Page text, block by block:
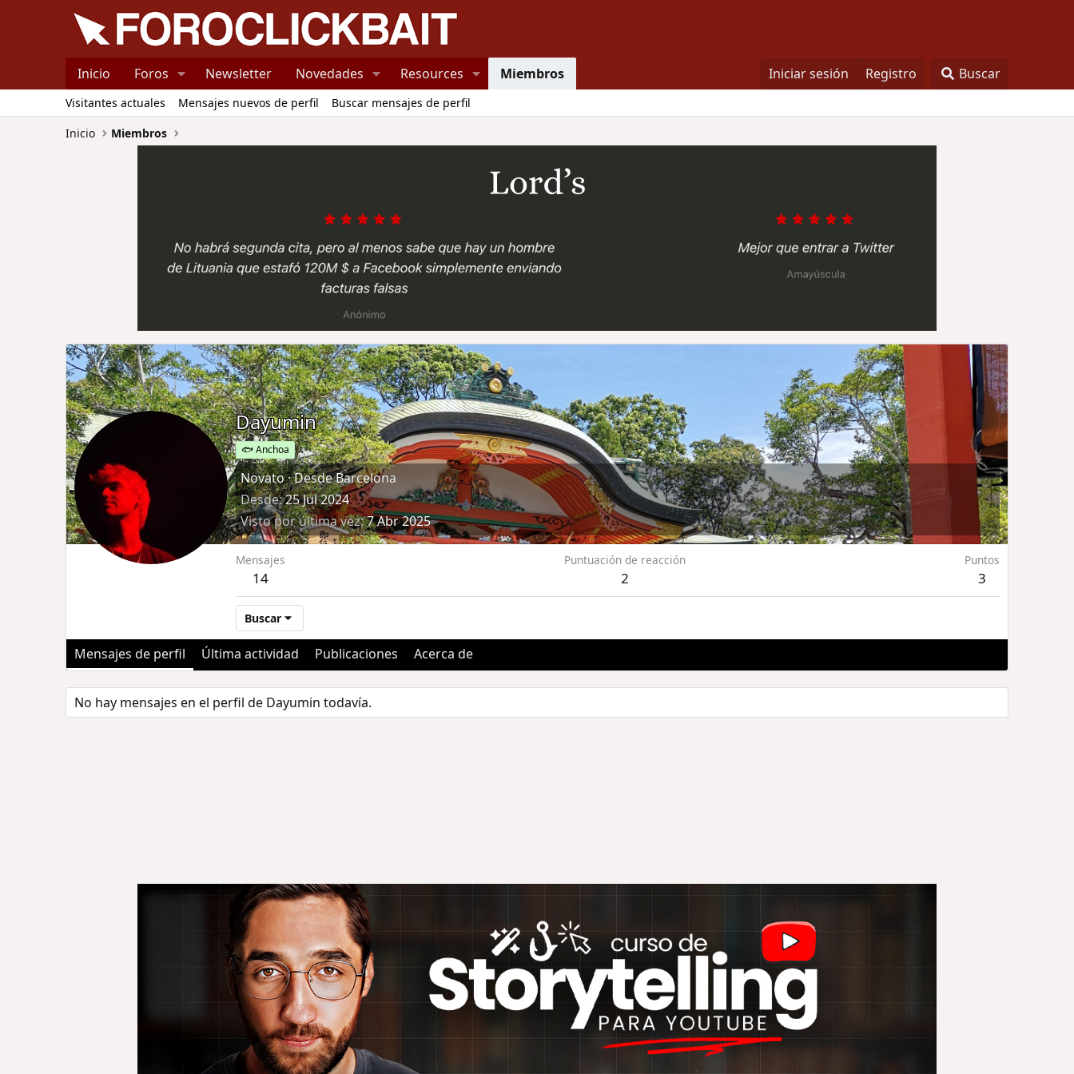
Inicio Foros Newsletter Novedades Resources Miembros Iniciar sesión Registro Buscar
Visitantes actuales Mensajes nuevos de perfil
Buscar mensajes de perfil
Inicio
Miembros
Dayumin
🐟 Anchoa
Novato·DesdeBarcelona
Desde 25 Jul 2024
Visto por última vez 7 Abr 2025
Mensajes
14
Puntuación de reacción
2
Puntos
3
Buscar
Mensajes de perfil Última actividad Publicaciones Acerca de
No hay mensajes en el perfil de Dayumin todavía.